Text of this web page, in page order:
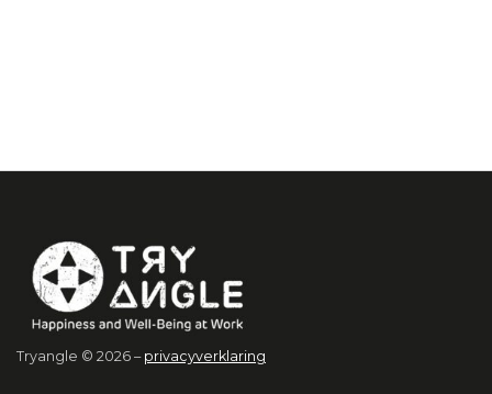
Tryangle © 2026 – privacyverklaring